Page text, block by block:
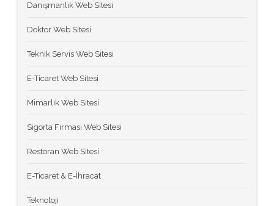
Danışmanlık Web Sitesi
Doktor Web Sitesi
Teknik Servis Web Sitesi
E-Ticaret Web Sitesi
Mimarlık Web Sitesi
Sigorta Firması Web Sitesi
Restoran Web Sitesi
E-Ticaret & E-İhracat
Teknoloji